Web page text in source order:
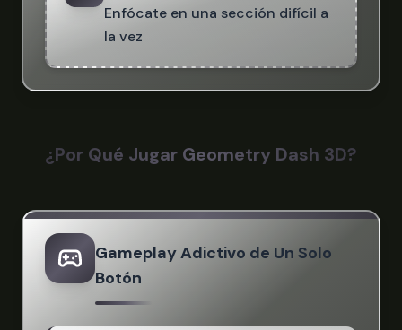
Enfócate en una sección difícil a
la vez
¿Por Qué Jugar Geometry Dash 3D?
Gameplay Adictivo de Un Solo
Botón